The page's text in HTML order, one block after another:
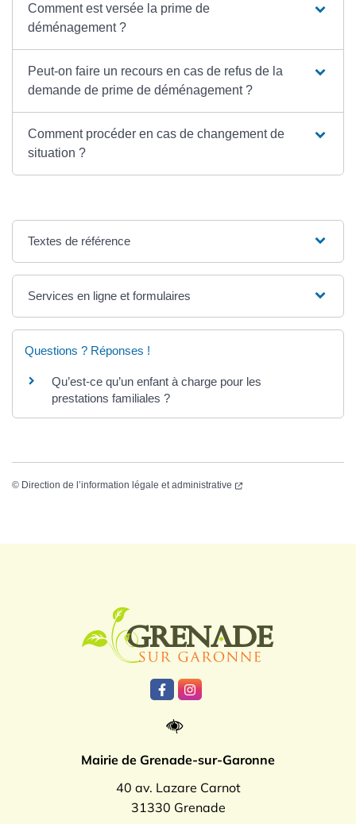
Comment est versée la prime de
déménagement ?
Peut-on faire un recours en cas de refus de la
demande de prime de déménagement ?
Comment procéder en cas de changement de
situation ?
Textes de référence
Services en ligne et formulaires
Questions ? Réponses !
Qu’est-ce qu’un enfant à charge pour les
prestations familiales ?
© Direction de l’information légale et administrative
Lien vers le compte Facebook
Lien vers le compte
Mairie de Grenade-sur-Garonne
40 av. Lazare Carnot
31330 Grenade